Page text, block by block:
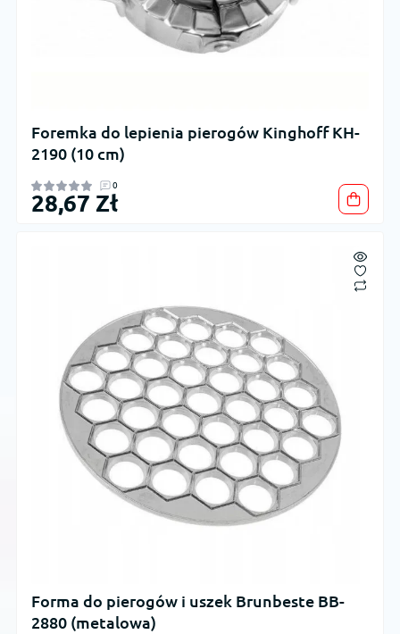
Foremka do lepienia pierogów Kinghoff KH-
2190 (10 cm)
0
28,67 Zł
Forma do pierogów i uszek Brunbeste BB-
2880 (metalowa)